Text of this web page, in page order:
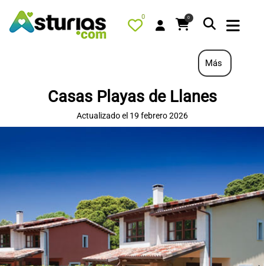
0 0
PORTADA
QUÉ HACER
RESTAURANTES
TURISMO ACTIVO
TIENDA
AGENDA
OFERTAS
Más
Casas Playas de Llanes
Actualizado el 19 febrero 2026